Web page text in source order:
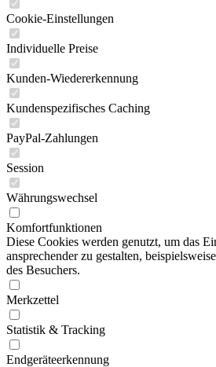
Cookie-Einstellungen
Individuelle Preise
Kunden-Wiedererkennung
Kundenspezifisches Caching
PayPal-Zahlungen
Session
Währungswechsel
Komfortfunktionen
Diese Cookies werden genutzt, um das
ansprechender zu gestalten,
des Besuchers.
Merkzettel
Statistik & Tracking
Endgeräteerkennung